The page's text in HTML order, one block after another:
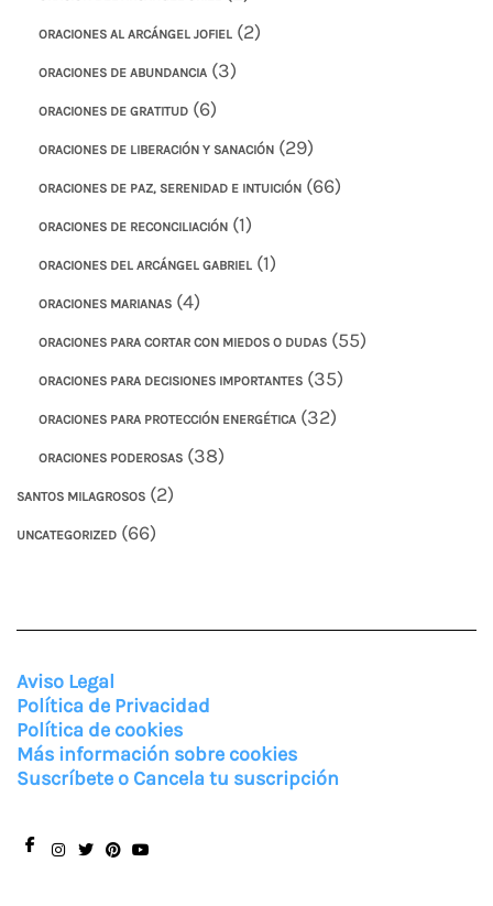
ORACIONES AL ARCÁNGEL JOFIEL (2)
ORACIONES DE ABUNDANCIA (3)
ORACIONES DE GRATITUD (6)
ORACIONES DE LIBERACIÓN Y SANACIÓN (29)
ORACIONES DE PAZ, SERENIDAD E INTUICIÓN (66)
ORACIONES DE RECONCILIACIÓN (1)
ORACIONES DEL ARCÁNGEL GABRIEL (1)
ORACIONES MARIANAS (4)
ORACIONES PARA CORTAR CON MIEDOS O DUDAS (55)
ORACIONES PARA DECISIONES IMPORTANTES (35)
ORACIONES PARA PROTECCIÓN ENERGÉTICA (32)
ORACIONES PODEROSAS (38)
SANTOS MILAGROSOS (2)
UNCATEGORIZED (66)
Aviso Legal
Política de Privacidad
Política de cookies
Más información sobre cookies
Suscríbete o Cancela tu suscripción